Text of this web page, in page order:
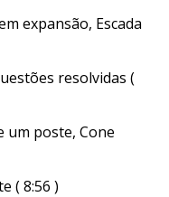
expansão, Escada
resolvidas (
um poste, Cone
( 8:56 )